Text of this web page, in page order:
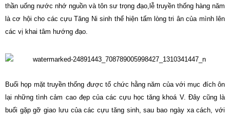
thần uống nước nhớ nguồn và tôn sư trọng đạo,lễ truyền thống hàng năm
là cơ hội cho các cựu Tăng Ni sinh thể hiện tấm lòng tri ân của mình lên
các vị khai tâm hướng đạo.
Buổi họp mặt truyền thống được tổ chức hằng năm của với mục đích ôn
lại những tình cảm cao đẹp của các cựu học tăng khoá V. Đây cũng là
buổi gặp gỡ giao lưu của các cựu tăng sinh, sau bao ngày xa cách, với